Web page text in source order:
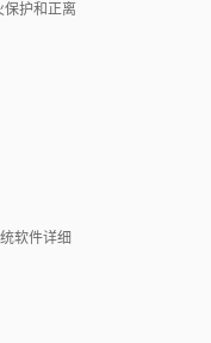
护和正离
软件详细